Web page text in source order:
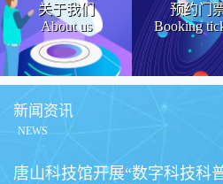
关于我们
About us
预约门
Booking
新闻资讯
NEWS
唐山科技馆开展“数字科技科